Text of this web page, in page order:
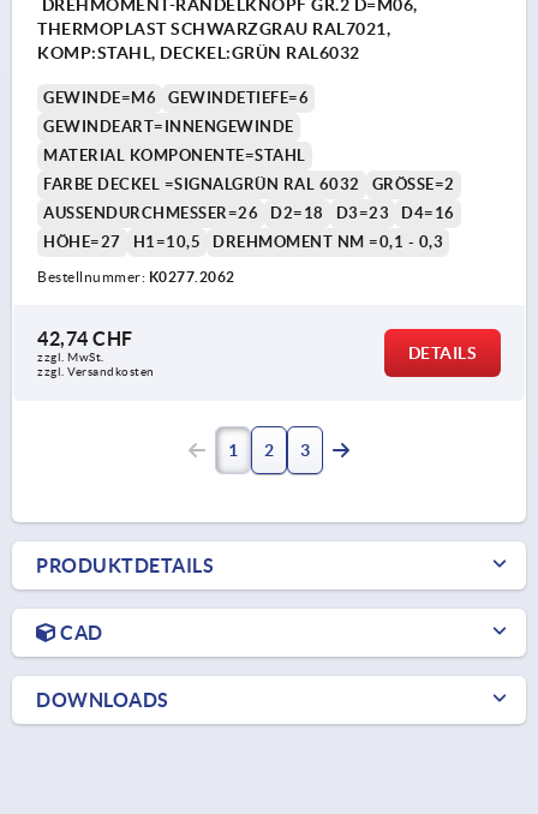
DREHMOMENT-RÄNDELKNOPF GR.2 D=M06,
THERMOPLAST SCHWARZGRAU RAL7021,
KOMP:STAHL, DECKEL:GRÜN RAL6032
GEWINDE=M6
GEWINDETIEFE=6
GEWINDEART=INNENGEWINDE
MATERIAL KOMPONENTE=STAHL
FARBE DECKEL =SIGNALGRÜN RAL 6032
GRÖSSE=2
AUSSENDURCHMESSER=26
D2=18 D3=23
D4=16
HÖHE=27
H1=10,5 DREHMOMENT NM =0,1 - 0,3
Bestellnummer: K0277.2062
42,74 CHF
zzgl. MwSt.
zzgl. Versandkosten
DETAILS
1 2 3
PRODUKTDETAILS
CAD
DOWNLOADS